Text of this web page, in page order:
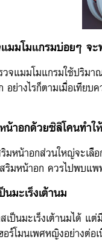
มมโมแกรมบ่อยๆ จะ
จแมมโมแกรมใช้ปริมา
ย่างไรก็ตามเมื่อเทียบ
น้าอกด้วยซิลิโคนทำใ
มหน้าอกส่วนใหญ่จะเลื
ริมหน้าอก ควรไปพบแพ
นมะเร็งเต้านม
เป็นมะเร็งเต้านมได้ แ
ร์โมนเพศหญิงอย่างต่อ